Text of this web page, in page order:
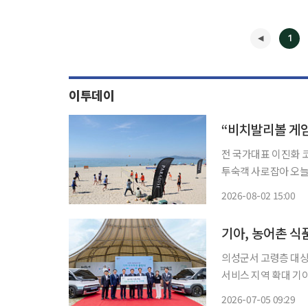
1
이투데이
전 국가대표 이진화
투숙객 사로잡아 오
2026-08-02 15:00
기아, 농어촌
의성군서 고령층 대
서비스 지역 확대 기아가 농어촌 지역 고령층의 식품 접근성 개선을 위한 신규 사회공헌사업
2026-07-05 09:29